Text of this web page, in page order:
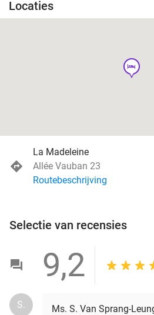
Locaties
hotel
La Madeleine
Allée Vauban 23
Routebeschrijving
Selectie van recensies
9,2
S.
Ms. S. Van Sprang-